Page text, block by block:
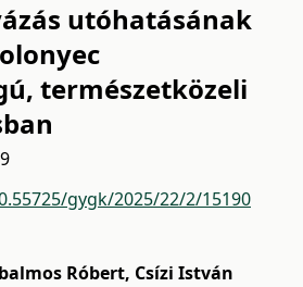
utóhatásának
természetközeli
gygk/2025/22/2/15190
Róbert, Csízi István